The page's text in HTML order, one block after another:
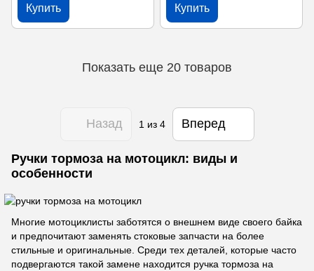
Купить Купить
Показать еще 20 товаров
Назад 1 из 4 Вперед
Ручки тормоза на мотоцикл: виды и
особенности
Многие мотоциклисты заботятся о внешнем виде своего байка
и предпочитают заменять стоковые запчасти на более
стильные и оригинальные. Среди тех деталей, которые часто
подвергаются такой замене находится ручка тормоза на